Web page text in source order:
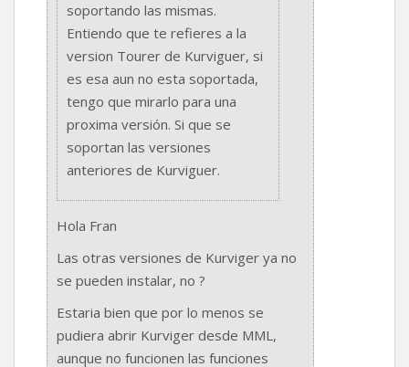
soportando las mismas.
Entiendo que te refieres a la
version Tourer de Kurviguer, si
es esa aun no esta soportada,
tengo que mirarlo para una
proxima versión. Si que se
soportan las versiones
anteriores de Kurviguer.
Hola Fran
Las otras versiones de Kurviger ya no
se pueden instalar, no ?
Estaria bien que por lo menos se
pudiera abrir Kurviger desde MML,
aunque no funcionen las funciones